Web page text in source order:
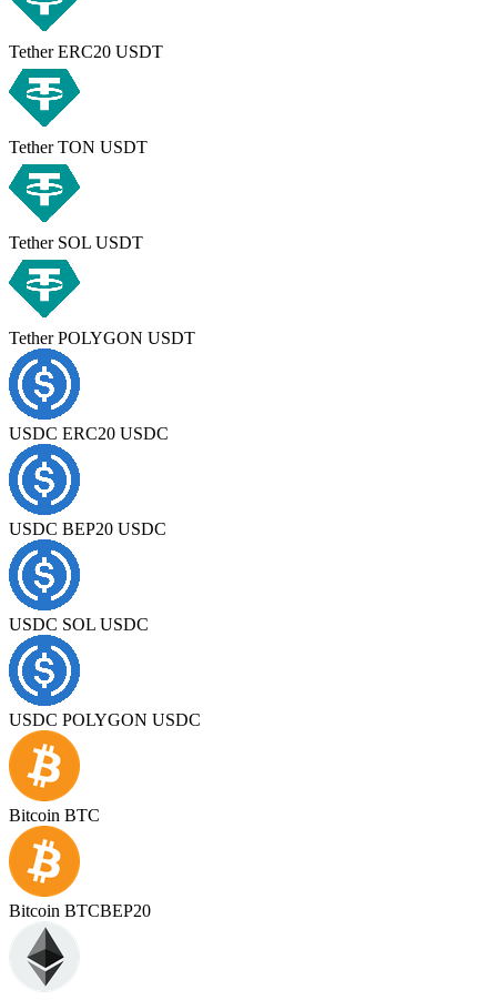
Tether ERC20 USDT
Tether TON USDT
Tether SOL USDT
Tether POLYGON USDT
USDC ERC20 USDC
USDC BEP20 USDC
USDC SOL USDC
USDC POLYGON USDC
Bitcoin BTC
Bitcoin BTCBEP20